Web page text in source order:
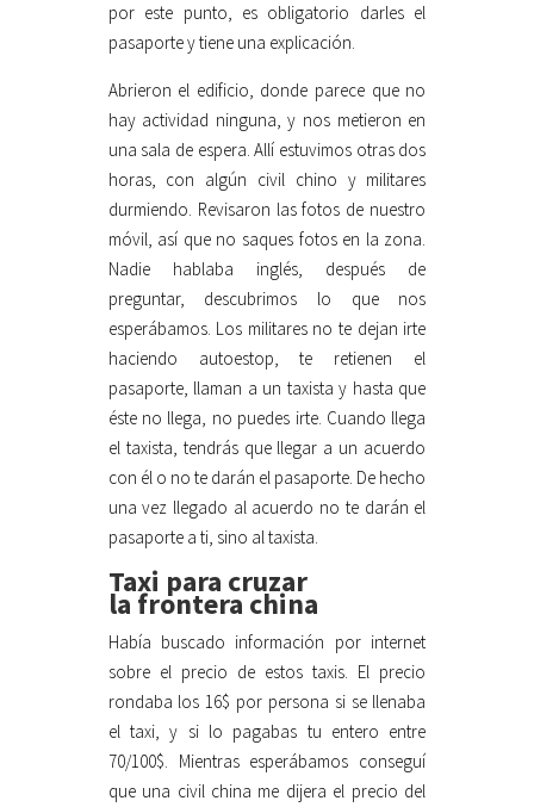
por este punto, es obligatorio darles el
pasaporte y tiene una explicación.
Abrieron el edificio, donde parece que no
hay actividad ninguna, y nos metieron en
una sala de espera. Allí estuvimos otras dos
horas, con algún civil chino y militares
durmiendo. Revisaron las fotos de nuestro
móvil, así que no saques fotos en la zona.
Nadie hablaba inglés, después de
preguntar, descubrimos lo que nos
esperábamos. Los militares no te dejan irte
haciendo autoestop, te retienen el
pasaporte, llaman a un taxista y hasta que
éste no llega, no puedes irte. Cuando llega
el taxista, tendrás que llegar a un acuerdo
con él o no te darán el pasaporte. De hecho
una vez llegado al acuerdo no te darán el
pasaporte a ti, sino al taxista.
Taxi para cruzar
la frontera china
Había buscado información por internet
sobre el precio de estos taxis. El precio
rondaba los 16$ por persona si se llenaba
el taxi, y si lo pagabas tu entero entre
70/100$. Mientras esperábamos conseguí
que una civil china me dijera el precio del